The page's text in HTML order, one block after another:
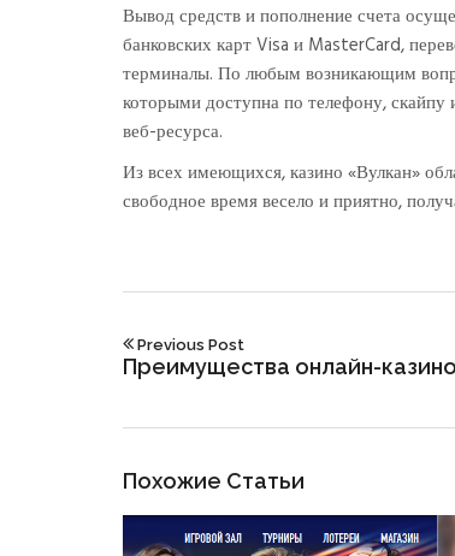
Вывод средств и пополнение счета
банковских карт Visa и MasterCard,
терминалы. По любым возникающим
которыми доступна по телефону, скайпу
веб-ресурса.
Из всех имеющихся, казино «Вулкан»
свободное время весело и приятно,
Previous Post
Преимущества онлайн-
Похожие Статьи